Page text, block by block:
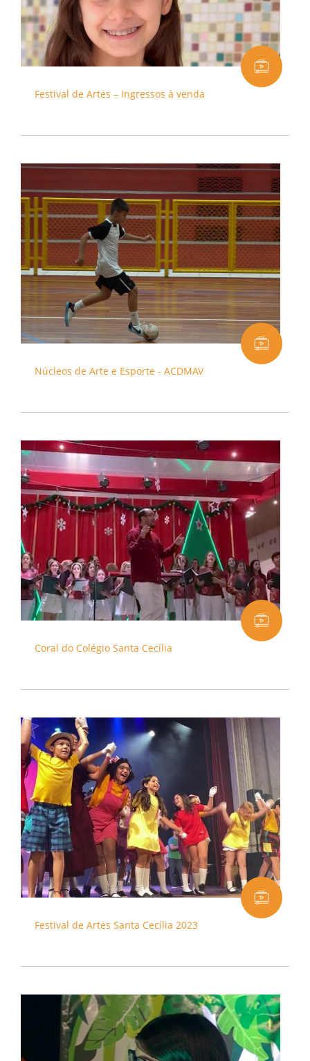
Festival de Artes – Ingressos à venda
Núcleos de Arte e Esporte - ACDMAV
Coral do Colégio Santa Cecília
Festival de Artes Santa Cecília 2023